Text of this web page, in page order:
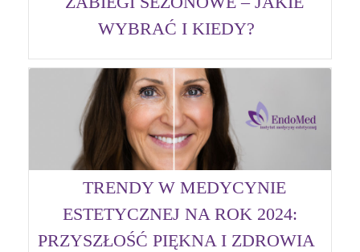
WYBRAĆ I KIEDY?
TRENDY W MEDYCYNIE
ESTETYCZNEJ NA ROK 2024:
PRZYSZŁOŚĆ PIĘKNA I ZDROWIA